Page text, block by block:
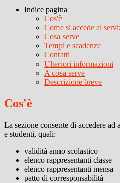
Indice pagina
Cos'è
Come si accede al
Cosa serve
Tempi e scadenze
Contatti
Ulteriori informazioni
A cosa serve
Descrizione breve
Cos'è
La sezione consente di accedere
e studenti, quali:
validità anno scolastico
elenco rappresentanti classe
elenco rappresentanti mensa
patto di corresponsabilità